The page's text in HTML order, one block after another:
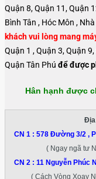
Quận 8, Quận 11, Quận
Bình Tân , Hóc Môn ,
khách vui lòng mang
Quận 1 , Quận 3, Quận
Quận Tân Phú để được
Hân hạnh được
Địa
CN 1 : 578 Đường 3/2 ,
( Ngay ngã tư
CN 2 : 11 Nguyễn Phúc
( Cách Vòng Xoay